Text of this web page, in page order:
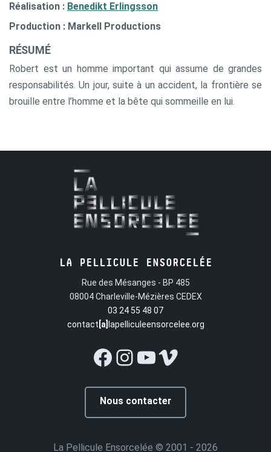
Réalisation : Benedikt Erlingsson
Production : Markell Productions
RÉSUMÉ
Robert est un homme important qui assume de grandes
responsabilités. Un jour, suite à un accident, la frontière se
brouille entre l’homme et la bête qui sommeille en lui.
LA PELLICULE ENSORCELÉE
Rue des Mésanges - BP 485
08004 Charleville-Mézières CEDEX
03 24 55 48 07
contact [a] lapelliculeensorcelee.org
Facebook
Instagram
YouTube
Vimeo
Nous contacter
La Pellicule Ensorcelée © 2001 - 2026